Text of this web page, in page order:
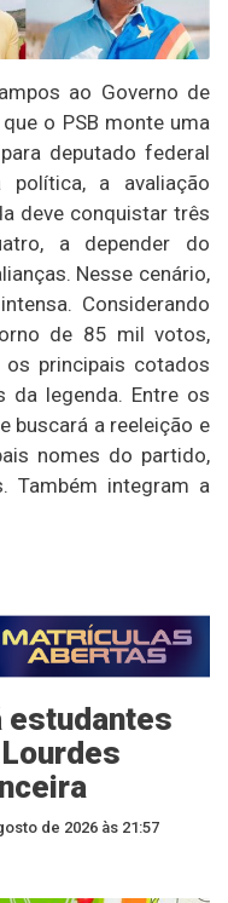
ao Governo de
o PSB monte uma
deputado federal
a avaliação
deve conquistar três
a depender do
Nesse cenário,
Considerando
de 85 mil votos,
principais cotados
da legenda. Entre os
buscará a reeleição e
nomes do partido,
Também integram a
estudantes
de 2026 às 21:57